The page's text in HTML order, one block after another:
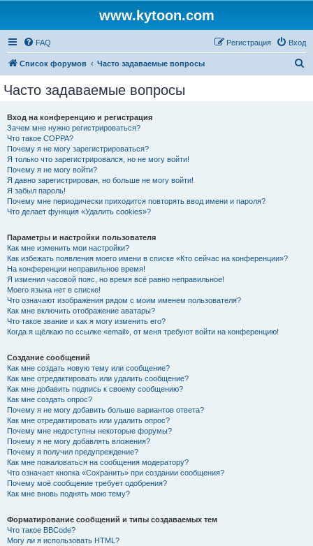
www.kytoon.com
FAQ Вход
Регистрация
Список форумов Часто задаваемые вопросы
Часто задаваемые вопросы
Вход на конференцию и регистрация
Зачем мне нужно регистрироваться?
Что такое COPPA?
Почему я не могу зарегистрироваться?
Я только что зарегистрировался, но не могу войти!
Почему я не могу войти?
Я давно зарегистрирован, но больше не могу войти!
Я забыл пароль!
Почему мне периодически приходится повторять ввод имени и пароля?
Что делает функция «Удалить cookies»?
Параметры и настройки пользователя
Как мне изменить мои настройки?
Как избежать появления моего имени в списке «Кто сейчас на конференции»?
На конференции неправильное время!
Я изменил часовой пояс, но время всё равно неправильное!
Моего языка нет в списке!
Что означают изображения рядом с моим именем пользователя?
Как мне включить отображение аватары?
Что такое звание и как я могу изменить его?
Когда я щёлкаю по ссылке «email», от меня требуют войти на конференцию!
Создание сообщений
Как мне создать новую тему или сообщение?
Как мне отредактировать или удалить сообщение?
Как мне добавить подпись к своему сообщению?
Как мне создать опрос?
Почему я не могу добавить больше вариантов ответа?
Как мне отредактировать или удалить опрос?
Почему мне недоступны некоторые форумы?
Почему я не могу добавлять вложения?
Почему я получил предупреждение?
Как мне пожаловаться на сообщения модератору?
Что означает кнопка «Сохранить» при создании сообщения?
Почему моё сообщение требует одобрения?
Как мне вновь поднять мою тему?
Форматирование сообщений и типы создаваемых тем
Что такое BBCode?
Могу ли я использовать HTML?